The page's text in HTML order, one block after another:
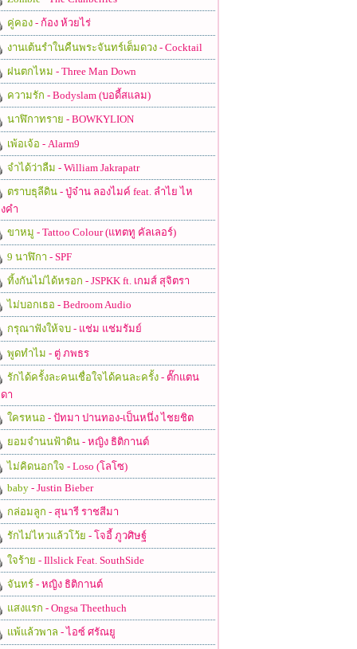
คู่คอง- ก้อง ห้วยไร่
งานเต้นรำในคืนพระจันทร์เต็มดวง- Cocktail
ฝนตกไหม - Three Man Down
ความรัก - Bodyslam (บอดี้สแลม)
นาฬิกาทราย - BOWKYLION
เพ้อเจ้อ - Alarm9
จำได้ว่าลืม - William Jakrapatr
ตราบธุลีดิน- ปู่จ๋าน ลองไมค์ feat. ลำไย ไห
คำ
ขาหมู - Tattoo Colour (แทตทู คัลเลอร์)
9 นาฬิกา - SPF
ทิ้งกันไม่ได้หรอก - JSPKK ft. เกมส์ สุจิตรา
ไม่บอกเธอ - Bedroom Audio
กรุณาฟังให้จบ- แช่ม แช่มรัมย์
พูดทำไม - ตู่ ภพธร
รักได้ครั้งละคนเชื่อใจได้คนละครั้ง- ตั๊กแตน
า
ใครหนอ - ปัทมา ปานทอง-เป็นหนึ่ง ไชยชิต
ยอมจำนนฟ้าดิน- หญิง ธิติกานต์
ไม่คิดนอกใจ - Loso (โลโซ)
baby- Justin Bieber
กล่อมลูก - สุนารี ราชสีมา
รักไม่ไหวแล้วโว้ย - โจอี้ ภูวศิษฐ์
ใจร้าย - Illslick Feat. SouthSide
จันทร์- หญิง ธิติกานต์
แสงแรก - Ongsa Theethuch
แพ้แล้วพาล - ไอซ์ ศรัณยู